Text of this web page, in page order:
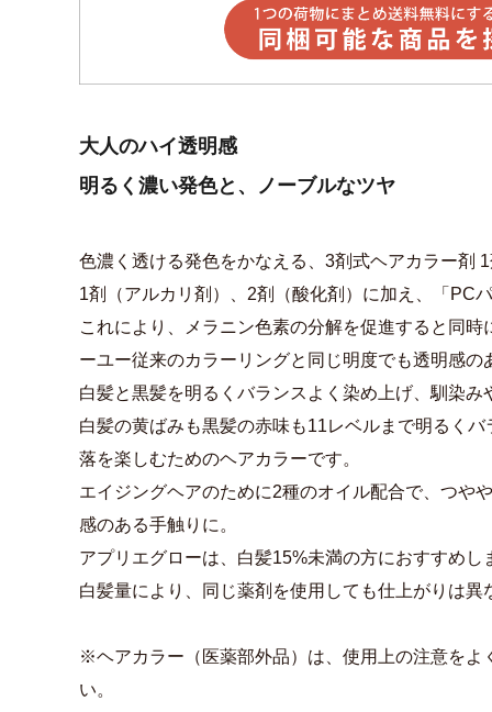
大人のハイ透明感
明るく濃い発色と、ノーブルなツヤ
色濃く透ける発色をかなえる、3剤式ヘアカラー剤
1剤（アルカリ剤）、2剤（酸化剤）に加え、「PC
これにより、メラニン色素の分解を促進すると同
ーユー従来のカラーリングと同じ明度でも透明感の
白髪と黒髪を明るくバランスよく染め上げ、馴染み
白髪の黄ばみも黒髪の赤味も11レベルまで明るく
落を楽しむためのヘアカラーです。
エイジングヘアのために2種のオイル配合で、つや
感のある手触りに。
アプリエグローは、白髪15%未満の方におすすめし
白髪量により、同じ薬剤を使用しても仕上がりは異
※ヘアカラー（医薬部外品）は、使用上の注意をよ
い。